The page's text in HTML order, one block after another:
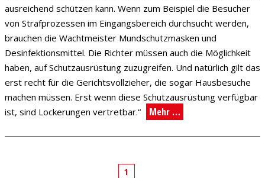
ausreichend schützen kann. Wenn zum Beispiel die Besucher
von Strafprozessen im Eingangsbereich durchsucht werden,
brauchen die Wachtmeister Mundschutzmasken und
Desinfektionsmittel. Die Richter müssen auch die Möglichkeit
haben, auf Schutzausrüstung zuzugreifen. Und natürlich gilt das
erst recht für die Gerichtsvollzieher, die sogar Hausbesuche
machen müssen. Erst wenn diese Schutzausrüstung verfügbar
ist, sind Lockerungen vertretbar.“
Mehr …
1